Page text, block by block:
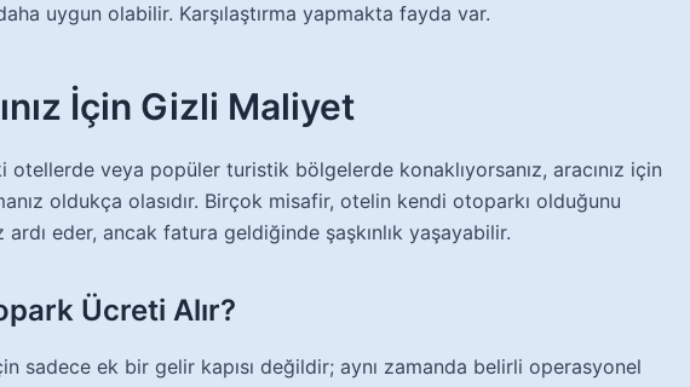
uygun olabilir. Karşılaştırma yapmakta fayda var.
İçin Gizli Maliyet
veya popüler turistik bölgelerde konaklıyorsanız, aracınız için
oldukça olasıdır. Birçok misafir, otelin kendi otoparkı olduğunu
eder, ancak fatura geldiğinde şaşkınlık yaşayabilir.
Ücreti Alır?
sadece ek bir gelir kapısı değildir; aynı zamanda belirli operasyonel